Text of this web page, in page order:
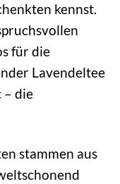
kennst.
für die
Lavendeltee
– die
stammen aus